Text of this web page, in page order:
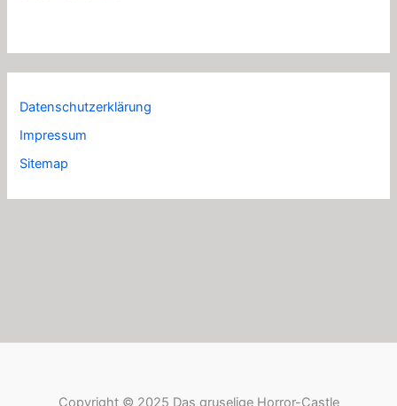
Datenschutzerklärung
Impressum
Sitemap
Copyright © 2025 Das gruselige Horror-Castle